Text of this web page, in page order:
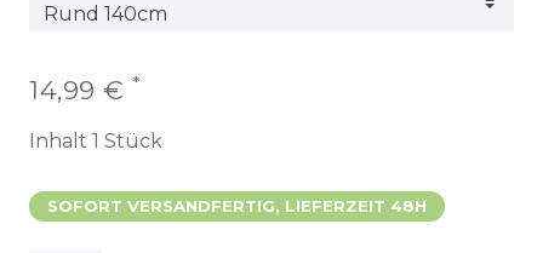
14,99 € *
Inhalt 1 Stück
SOFORT VERSANDFERTIG, LIEFERZEIT 48H